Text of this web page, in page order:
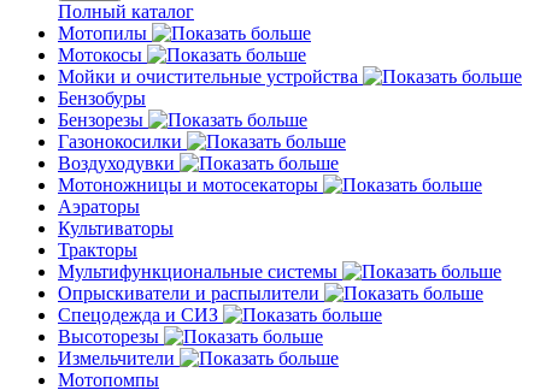
Полный каталог
Мотопилы
Мотокосы
Мойки и очистительные устройства
Бензобуры
Бензорезы
Газонокосилки
Воздуходувки
Мотоножницы и мотосекаторы
Аэраторы
Культиваторы
Тракторы
Мультифункциональные системы
Опрыскиватели и распылители
Спецодежда и СИЗ
Высоторезы
Измельчители
Мотопомпы